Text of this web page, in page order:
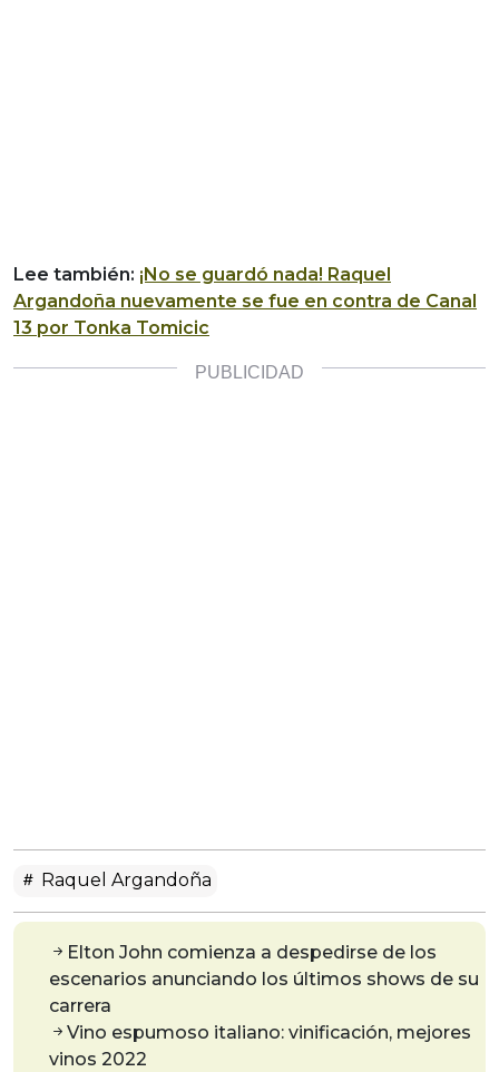
Lee también: ¡No se guardó nada! Raquel
Argandoña nuevamente se fue en contra de Canal
13 por Tonka Tomicic
Raquel Argandoña
Elton John comienza a despedirse de los
escenarios anunciando los últimos shows de su
carrera
Vino espumoso italiano: vinificación, mejores
vinos 2022